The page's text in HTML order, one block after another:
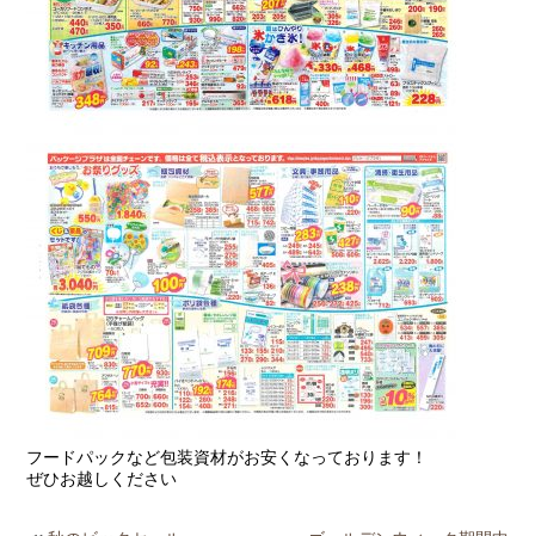
フードパックなど包装資材がお安くなっております！
ぜひお越しください